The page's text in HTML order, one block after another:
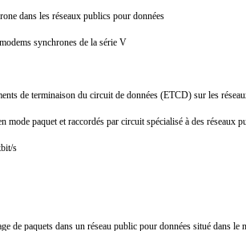
dans les réseaux publics pour données
synchrones de la série V
de terminaison du circuit de données (ETCD) sur les
paquet et raccordés par circuit spécialisé à des réseaux
s
de paquets dans un réseau public pour données situé dans le